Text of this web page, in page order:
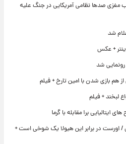
صدها نظامی آمریکایی در جنگ علیه
شد
+ عکس
رونمایی شد
هم بازی شدن با امین تارخ + فیلم
لبخند + فیلم
ایتالیایی برا مقابله با گرما
اورست در برابر این هیولا یک شوخی است +